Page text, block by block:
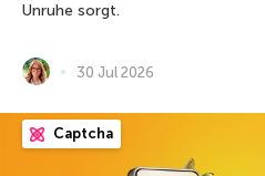
Unruhe sorgt.
30 Jul 2026
Captcha